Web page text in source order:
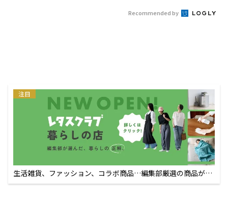
Recommended by
注目
生活雑貨、ファッション、コラボ商品…編集部厳選の商品が買
えるECサイト